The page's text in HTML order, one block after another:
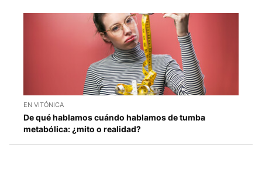
EN VITÓNICA
De qué hablamos cuándo hablamos de tumba
metabólica: ¿mito o realidad?